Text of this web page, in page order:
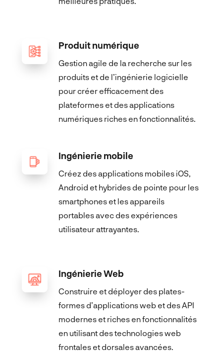
Produit numérique
Gestion agile de la recherche sur les
produits et de l’ingénierie logicielle
pour créer efficacement des
plateformes et des applications
numériques riches en fonctionnalités.
Ingénierie mobile
Créez des applications mobiles iOS,
Android et hybrides de pointe pour les
smartphones et les appareils
portables avec des expériences
utilisateur attrayantes.
Ingénierie Web
Construire et déployer des plates-
formes d’applications web et des API
modernes et riches en fonctionnalités
en utilisant des technologies web
frontales et dorsales avancées.